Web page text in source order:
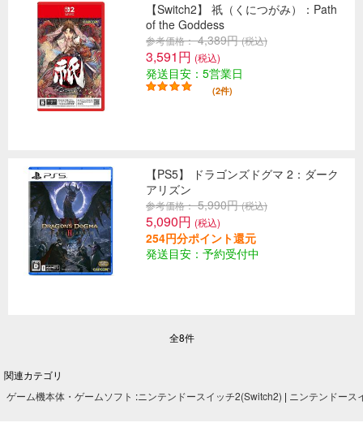
【Switch2】 祇（くにつがみ）：Path
of the Goddess
参考価格： 4,389円(税込)
3,591円 (税込)
発送目安：5営業日
(2件)
【PS5】 ドラゴンズドグマ 2：ダーク
アリズン
参考価格： 5,990円(税込)
5,090円 (税込)
254円分ポイント還元
発送目安：予約受付中
全8件
関連カテゴリ
ゲーム機本体・ゲームソフト :ニンテンドースイッチ2(Switch2) | ニンテンドース